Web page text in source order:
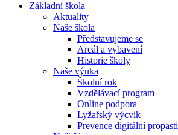
Základní škola
Aktuality
Naše škola
Představujeme se
Areál a vybavení
Historie školy
Naše výuka
Školní rok
Vzdělávací program
Online podpora
Lyžařský výcvik
Prevence digitální propasti